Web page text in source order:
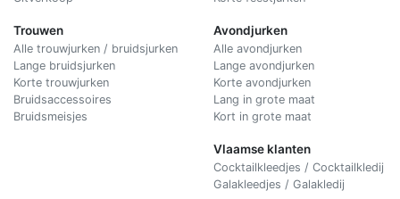
Trouwen
Alle trouwjurken / bruidsjurken
Lange bruidsjurken
Korte trouwjurken
Bruidsaccessoires
Bruidsmeisjes
Avondjurken
Alle avondjurken
Lange avondjurken
Korte avondjurken
Lang in grote maat
Kort in grote maat
Vlaamse klanten
Cocktailkleedjes / Cocktailkledij
Galakleedjes / Galakledij